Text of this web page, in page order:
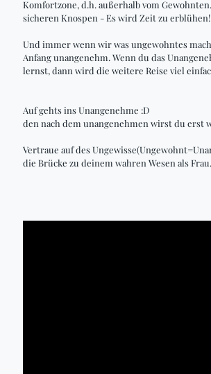
Komfortzone, d.h. außerhalb vom
sicheren Knospen - Es wird Zeit zu erblühen!
Und immer wenn wir was ungewohntes
Anfang unangenehm. Wenn du das
lernst, dann wird die weitere Reise viel
Auf gehts ins Unangenehme :D
den nach dem unangenehmen wirst du erst
Vertraue auf des
die Brücke zu deinem wahren Wesen als Frau.